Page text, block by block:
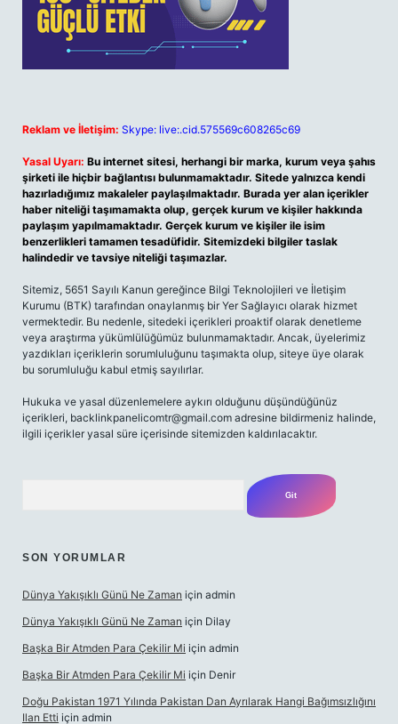
Reklam ve İletişim: Skype: live:.cid.575569c608265c69
Yasal Uyarı: Bu internet sitesi, herhangi bir marka, kurum veya şahıs
şirketi ile hiçbir bağlantısı bulunmamaktadır. Sitede yalnızca kendi
hazırladığımız makaleler paylaşılmaktadır. Burada yer alan içerikler
haber niteliği taşımamakta olup, gerçek kurum ve kişiler hakkında
paylaşım yapılmamaktadır. Gerçek kurum ve kişiler ile isim
benzerlikleri tamamen tesadüfidir. Sitemizdeki bilgiler taslak
halindedir ve tavsiye niteliği taşımazlar.
Sitemiz, 5651 Sayılı Kanun gereğince Bilgi Teknolojileri ve İletişim
Kurumu (BTK) tarafından onaylanmış bir Yer Sağlayıcı olarak hizmet
vermektedir. Bu nedenle, sitedeki içerikleri proaktif olarak denetleme
veya araştırma yükümlülüğümüz bulunmamaktadır. Ancak, üyelerimiz
yazdıkları içeriklerin sorumluluğunu taşımakta olup, siteye üye olarak
bu sorumluluğu kabul etmiş sayılırlar.
Hukuka ve yasal düzenlemelere aykırı olduğunu düşündüğünüz
içerikleri, backlinkpanelicomtr@gmail.com adresine bildirmeniz halinde,
ilgili içerikler yasal süre içerisinde sitemizden kaldırılacaktır.
SON YORUMLAR
Dünya Yakışıklı Günü Ne Zaman için admin
Dünya Yakışıklı Günü Ne Zaman için Dilay
Başka Bir Atmden Para Çekilir Mi için admin
Başka Bir Atmden Para Çekilir Mi için Denir
Doğu Pakistan 1971 Yılında Pakistan Dan Ayrılarak Hangi Bağımsızlığını
Ilan Etti için admin